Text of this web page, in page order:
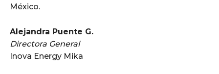
México.
Alejandra Puente G.
Directora General
Inova Energy Mika